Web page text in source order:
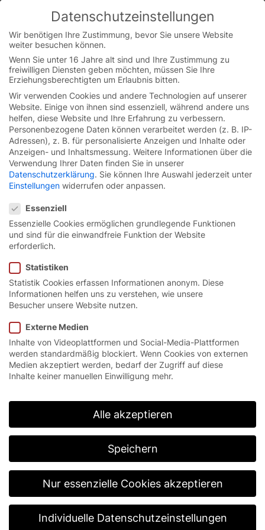
You are currently on the Austrian German website.
Switch to the English version.
Skip
content
Top Service fürHöchste
Ansprüche.
Die EFAFLEX
Service-Vision.
Unser Anspruch als Weltmarkt- und
Technologieführer ist die permanente
Weiterentwicklung unserer Qualität, Kompetenz,
Zuverlässigkeit und Schnelligkeit zur Erfüllung der
Kundenwünsche. Gemeinsam leben wir bei EFAFLEX
eine vertrauensvolle Zusammenarbeit mit dem Ziel
zukunftsorientierten Erfolges. Hohe Identifikation
und Motivation aller Mitarbeiter sind das Fundament
für den besten Service am Markt.
Datenschutzeinstellungen
Wir benötigen Ihre Zustimmung, bevor Sie unsere Website
weiter besuchen können.
Wenn Sie unter 16 Jahre alt sind und Ihre Zustimmung zu
freiwilligen Diensten geben möchten, müssen Sie Ihre
Erziehungsberechtigten um Erlaubnis bitten.
Wir verwenden Cookies und andere Technologien auf unserer
Website. Einige von ihnen sind essenziell, während andere uns
helfen, diese Website und Ihre Erfahrung zu verbessern.
Personenbezogene Daten können verarbeitet werden (z. B. IP-
Adressen), z. B. für personalisierte Anzeigen und Inhalte oder
Anzeigen- und Inhaltsmessung. Weitere Informationen über die
Verwendung Ihrer Daten finden Sie in unserer
Datenschutzerklärung. Sie können Ihre Auswahl jederzeit unter
Einstellungen widerrufen oder anpassen.
Essenziell
Essenzielle Cookies ermöglichen grundlegende Funktionen
und sind für die einwandfreie Funktion der Website
erforderlich.
Statistiken
Statistik Cookies erfassen Informationen anonym. Diese
Informationen helfen uns zu verstehen, wie unsere
Besucher unsere Website nutzen.
Externe Medien
Inhalte von Videoplattformen und Social-Media-Plattformen
werden standardmäßig blockiert. Wenn Cookies von externen
Medien akzeptiert werden, bedarf der Zugriff auf diese
Inhalte keiner manuellen Einwilligung mehr.
Alle akzeptieren
Speichern
Nur essenzielle Cookies akzeptieren
Individuelle Datenschutzeinstellungen